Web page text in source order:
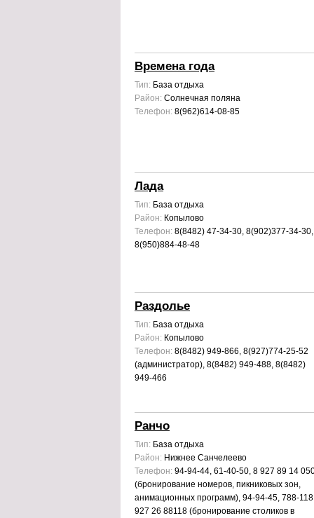
Времена года
Тип: База отдыха
Район: Солнечная поляна
Телефон: 8(962)614-08-85
Лада
Тип: База отдыха
Район: Копылово
Телефон: 8(8482) 47-34-30, 8(902)377-34-30,
8(950)884-48-48
Раздолье
Тип: База отдыха
Район: Копылово
Телефон: 8(8482) 949-866, 8(927)774-25-52
(администратор), 8(8482) 949-488, 8(8482)
949-466
Ранчо
Тип: База отдыха
Район: Нижнее Санчелеево
Телефон: 94-94-44, 61-40-50, 8 927 89 14
(бронирование номеров, пикниковых зон,
анимационных программ), 94-94-45, 788-
927 26 88118 (бронирование столиков в